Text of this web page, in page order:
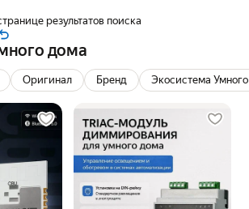
результатов поиска
дома
Оригинал Бренд Экосистема